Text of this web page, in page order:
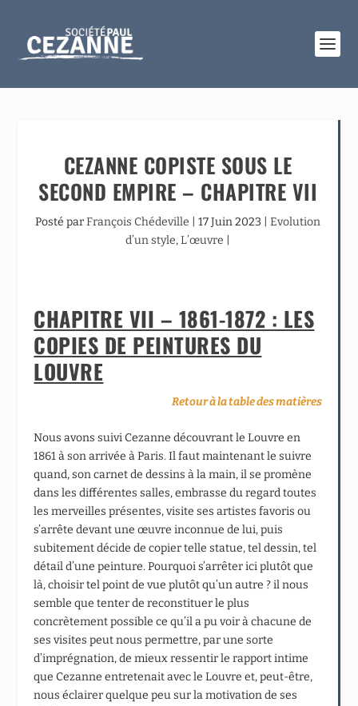
CEZANNE COPISTE SOUS LE
SECOND EMPIRE – CHAPITRE VII
Posté parFrançois Chédeville 17 Juin 2023
Evolution
d’un style,L’œuvre
CHAPITRE VII – 1861-1872 : LES
COPIES DE PEINTURES DU
LOUVRE
Retour à la table des matières
Nous avons suivi Cezanne découvrant le Louvre en
1861 à son arrivée à Paris. Il faut maintenant le suivre
quand, son carnet de dessins à la main, il se promène
dans les différentes salles, embrasse du regard toutes
les merveilles présentes, visite ses artistes favoris ou
s’arrête devant une œuvre inconnue de lui, puis
subitement décide de copier telle statue, tel dessin, tel
détail d’une peinture. Pourquoi s’arrêter ici plutôt que
là, choisir tel point de vue plutôt qu’un autre ? il nous
semble que tenter de reconstituer le plus
concrètement possible ce qu’il a pu voir à chacune de
ses visites peut nous permettre, par une sorte
d’imprégnation, de mieux ressentir le rapport intime
que Cezanne entretenait avec le Louvre et, peut-être,
nous éclairer quelque peu sur la motivation de ses